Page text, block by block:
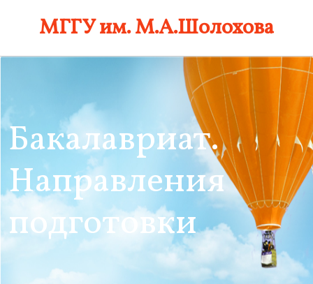
МГГУ им. М.А.Шолохова
Бакалавриат.
Направления
подготовки